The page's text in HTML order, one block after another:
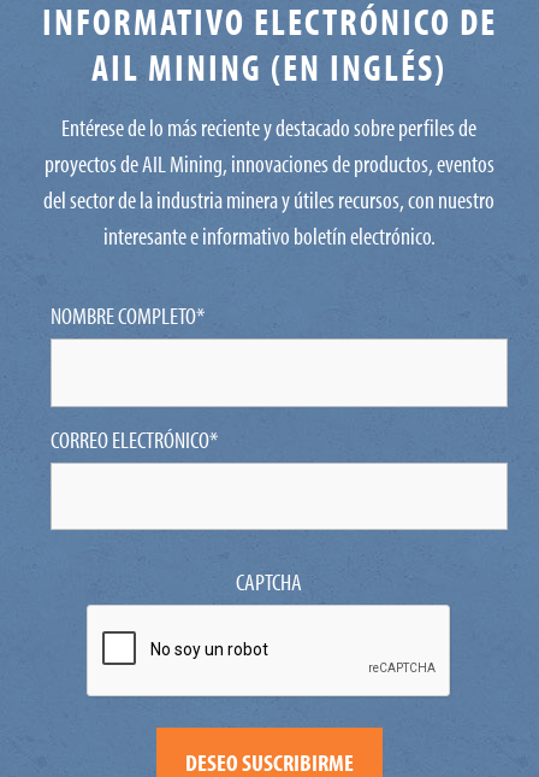
INFORMATIVO ELECTRÓNICO DE
AIL MINING (EN INGLÉS)
Entérese de lo más reciente y destacado sobre perfiles de
proyectos de AIL Mining, innovaciones de productos, eventos
del sector de la industria minera y útiles recursos, con nuestro
interesante e informativo boletín electrónico.
NOMBRE COMPLETO*
CORREO ELECTRÓNICO*
CAPTCHA